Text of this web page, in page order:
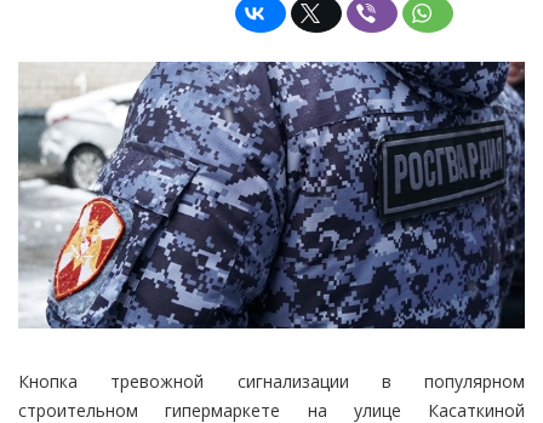
Кнопка тревожной сигнализации в популярном
строительном гипермаркете на улице Касаткиной